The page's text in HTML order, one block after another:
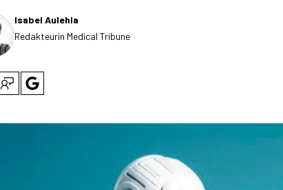
Isabel Aulehla
Redakteurin Medical Tribune